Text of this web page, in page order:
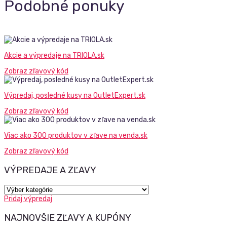
Podobné ponuky
Akcie a výpredaje na TRIOLA.sk
Zobraz zľavový kód
Výpredaj, posledné kusy na OutletExpert.sk
Zobraz zľavový kód
Viac ako 300 produktov v zľave na venda.sk
Zobraz zľavový kód
VÝPREDAJE A ZĽAVY
Výpredaje
aPridaj výpredaj
NAJNOVŠIE ZĽAVY A KUPÓNY